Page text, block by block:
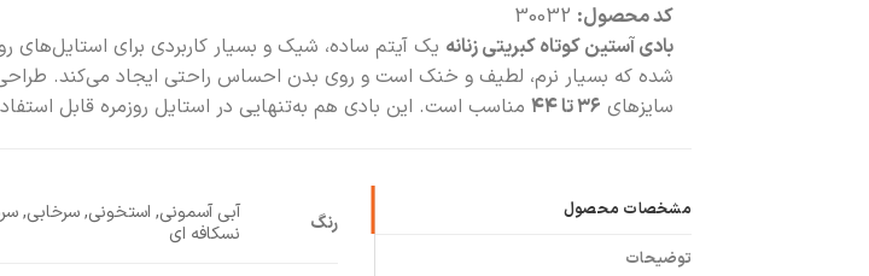
کد محصول: 30032
بادی آستین کوتاه کبریتی زنانه یک آیتم ساده، شیک و بسیار کاربردی برای استایل‌های
شده که بسیار نرم، لطیف و خنک است و روی بدن احساس راحتی ایجاد می‌کند.
سایزهای ۳۶ تا ۴۴ مناسب است. این بادی هم به‌تنهایی در استایل روزمره قابل
مشخصات محصول
توضیحات
رنگ
آبی آسمونی, استخونی, سرخابی,
نسکافه ای